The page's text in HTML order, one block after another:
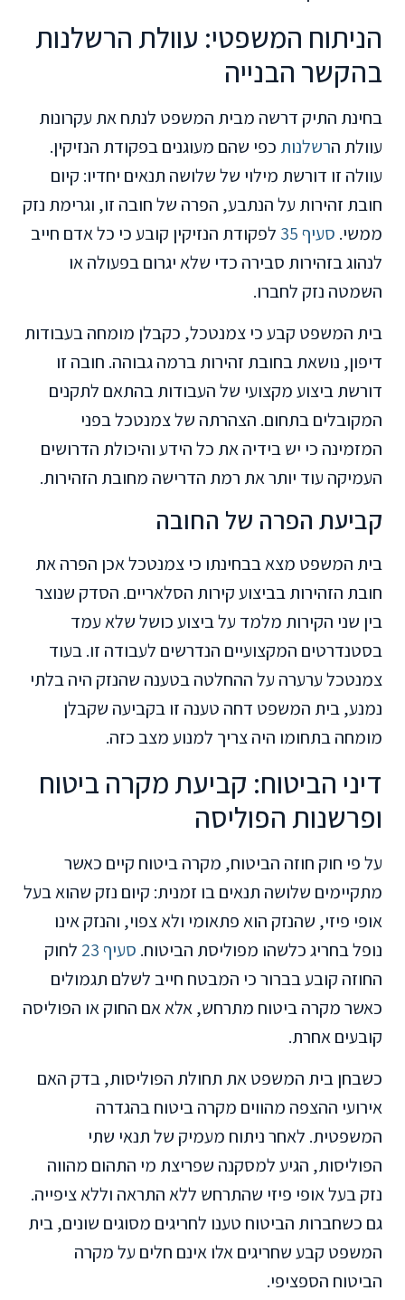
הניתוח המשפטי: עוולת הרשלנות
בהקשר הבנייה
בחינת התיק דרשה מבית המשפט לנתח את עקרונות
עוולת הרשלנות כפי שהם מעוגנים בפקודת הנזיקין.
עוולה זו דורשת מילוי של שלושה תנאים יחדיו: קיום
חובת זהירות על הנתבע, הפרה של חובה זו, וגרימת נזק
ממשי. סעיף 35
לפקודת הנזיקין קובע כי כל אדם חייב
לנהוג בזהירות סבירה כדי שלא יגרום בפעולה או
השמטה נזק לחברו.
בית המשפט קבע כי צמנטכל, כקבלן מומחה בעבודות
דיפון, נושאת בחובת זהירות ברמה גבוהה. חובה זו
דורשת ביצוע מקצועי של העבודות בהתאם לתקנים
המקובלים בתחום. הצהרתה של צמנטכל בפני
המזמינה כי יש בידיה את כל הידע והיכולת הדרושים
העמיקה עוד יותר את רמת הדרישה מחובת הזהירות.
קביעת הפרה של החובה
בית המשפט מצא בבחינתו כי צמנטכל אכן הפרה את
חובת הזהירות בביצוע קירות הסלאריים. הסדק שנוצר
בין שני הקירות מלמד על ביצוע כושל שלא עמד
בסטנדרטים המקצועיים הנדרשים לעבודה זו. בעוד
צמנטכל ערערה על ההחלטה בטענה שהנזק היה בלתי
נמנע, בית המשפט דחה טענה זו בקביעה שקבלן
מומחה בתחומו היה צריך למנוע מצב כזה.
דיני הביטוח: קביעת מקרה ביטוח
ופרשנות הפוליסה
על פי חוק חוזה הביטוח, מקרה ביטוח קיים כאשר
מתקיימים שלושה תנאים בו זמנית: קיום נזק שהוא בעל
אופי פיזי, שהנזק הוא פתאומי ולא צפוי, והנזק אינו
נופל בחריג כלשהו מפוליסת הביטוח. סעיף 23
לחוק
החוזה קובע בברור כי המבטח חייב לשלם תגמולים
כאשר מקרה ביטוח מתרחש, אלא אם החוק או הפוליסה
קובעים אחרת.
כשבחן בית המשפט את תחולת הפוליסות, בדק האם
אירועי ההצפה מהווים מקרה ביטוח בהגדרה
המשפטית. לאחר ניתוח מעמיק של תנאי שתי
הפוליסות, הגיע למסקנה שפריצת מי התהום מהווה
נזק בעל אופי פיזי שהתרחש ללא התראה וללא ציפייה.
גם כשחברות הביטוח טענו לחריגים מסוגים שונים, בית
המשפט קבע שחריגים אלו אינם חלים על מקרה
הביטוח הספציפי.